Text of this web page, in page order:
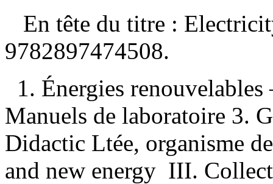
En tête du titre :
9782897474508.
1. Énergies
Manuels de laboratoire 3.
Didactic Ltée, organisme
and new energy III.